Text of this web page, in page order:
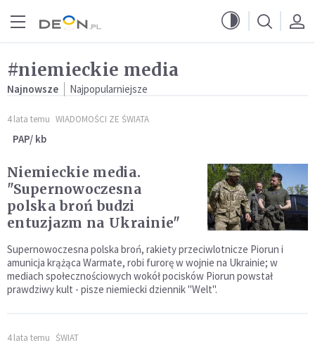
#niemieckie media
Najnowsze Najpopularniejsze
4 lata temu WIADOMOŚCI ZE ŚWIATA
PAP/ kb
Niemieckie media.
"Supernowoczesna
polska broń budzi
entuzjazm na Ukrainie"
Supernowoczesna polska broń, rakiety przeciwlotnicze Piorun i
amunicja krążąca Warmate, robi furorę w wojnie na Ukrainie; w
mediach społecznościowych wokół pocisków Piorun powstał
prawdziwy kult - pisze niemiecki dziennik "Welt".
4 lata temu ŚWIAT